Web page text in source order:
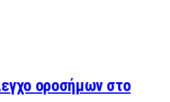
οροσήμων στο